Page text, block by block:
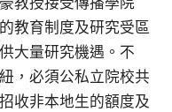
教育制度及研究受區
大量研究機遇。不
，必須公私立院校共
收非本地生的額度及